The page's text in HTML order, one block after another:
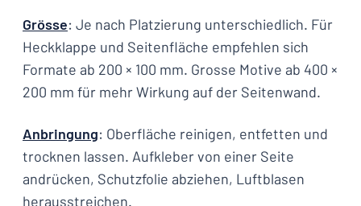
Grösse: Je nach Platzierung unterschiedlich. Für
Heckklappe und Seitenfläche empfehlen sich
Formate ab 200 × 100 mm. Grosse Motive ab 400 ×
200 mm für mehr Wirkung auf der Seitenwand.
Anbringung: Oberfläche reinigen, entfetten und
trocknen lassen. Aufkleber von einer Seite
andrücken, Schutzfolie abziehen, Luftblasen
herausstreichen.